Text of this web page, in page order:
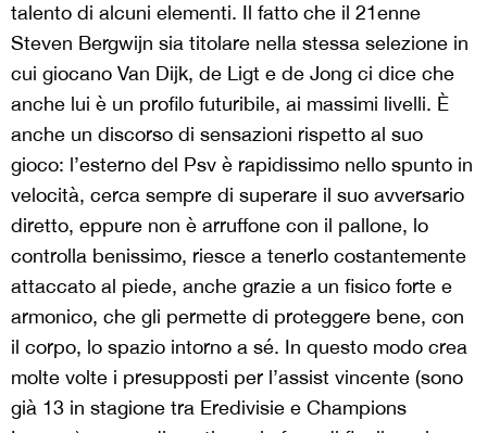
talento di alcuni elementi. Il fatto che il 21enne
Steven Bergwijn sia titolare nella stessa selezione in
cui giocano Van Dijk, de Ligt e de Jong ci dice che
anche lui è un profilo futuribile, ai massimi livelli. È
anche un discorso di sensazioni rispetto al suo
gioco: l’esterno del Psv è rapidissimo nello spunto in
velocità, cerca sempre di superare il suo avversario
diretto, eppure non è arruffone con il pallone, lo
controlla benissimo, riesce a tenerlo costantemente
attaccato al piede, anche grazie a un fisico forte e
armonico, che gli permette di proteggere bene, con
il corpo, lo spazio intorno a sé. In questo modo crea
molte volte i presupposti per l’assist vincente (sono
già 13 in stagione tra Eredivisie e Champions